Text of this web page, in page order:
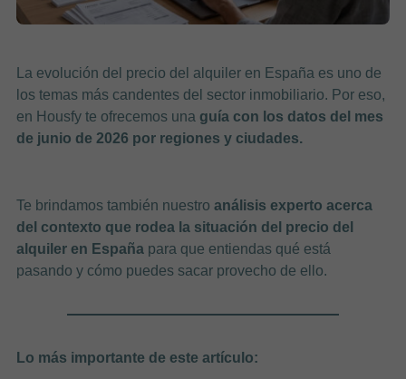
La evolución del precio del alquiler en España es uno de
los temas más candentes del sector inmobiliario. Por eso,
en Housfy te ofrecemos una guía con los datos del mes
de junio de 2026 por regiones y ciudades.
Te brindamos también nuestro análisis experto acerca
del contexto que rodea la situación del precio del
alquiler en Españapara que entiendas qué está
pasando y cómo puedes sacar provecho de ello.
Lo más importante de este artículo: